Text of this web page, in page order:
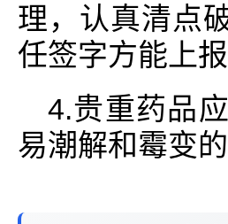
理，认真清点
任签字方能上报
4.贵重药品
易潮解和霉变